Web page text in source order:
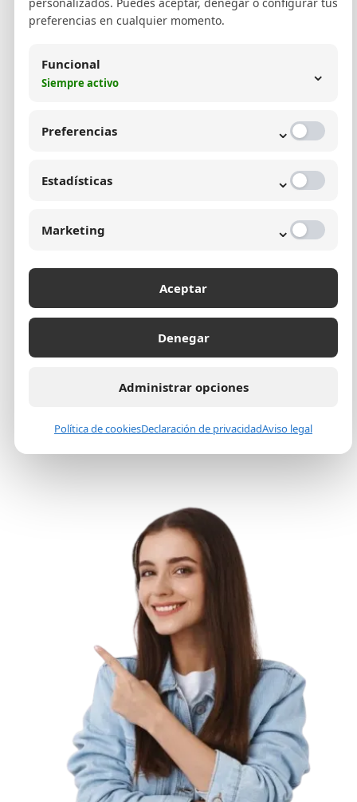
+13
Países alcanzados con estrategias de SEO
Medellín y Latinoamérica
Estrategia clara
Beneficio real
preferencias en cualquier momento.
Funcional
Siempre activo ⌄
Preferencias ⌄
Estadísticas ⌄
Marketing ⌄
Aceptar
Denegar
Administrar opciones
Política de cookiesDeclaración de privacidadAviso legal